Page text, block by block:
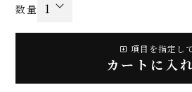
項目を指定し
カートに入